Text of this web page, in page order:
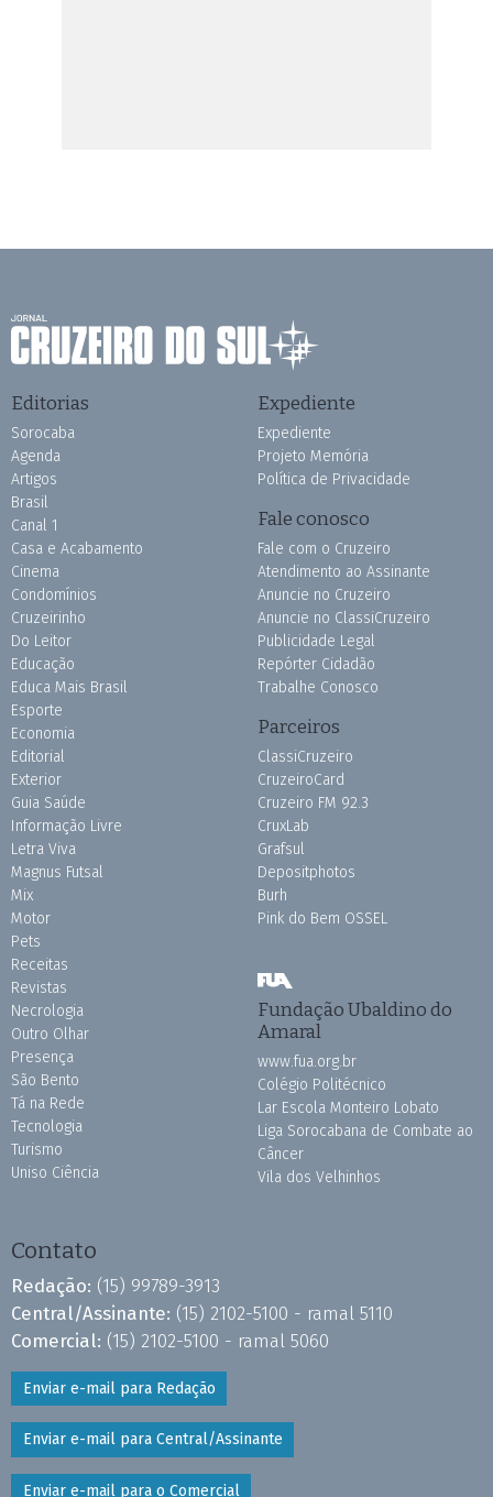
Editorias
Sorocaba
Agenda
Artigos
Brasil
Canal 1
Casa e Acabamento
Cinema
Condomínios
Cruzeirinho
Do Leitor
Educação
Educa Mais Brasil
Esporte
Economia
Editorial
Exterior
Guia Saúde
Informação Livre
Letra Viva
Magnus Futsal
Mix
Motor
Pets
Receitas
Revistas
Necrologia
Outro Olhar
Presença
São Bento
Tá na Rede
Tecnologia
Turismo
Uniso Ciência
Expediente
Expediente
Projeto Memória
Política de Privacidade
Fale conosco
Fale com o Cruzeiro
Atendimento ao Assinante
Anuncie no Cruzeiro
Anuncie no ClassiCruzeiro
Publicidade Legal
Repórter Cidadão
Trabalhe Conosco
Parceiros
ClassiCruzeiro
CruzeiroCard
Cruzeiro FM 92.3
CruxLab
Grafsul
Depositphotos
Burh
Pink do Bem OSSEL
Fundação Ubaldino do
Amaral
www.fua.org.br
Colégio Politécnico
Lar Escola Monteiro Lobato
Liga Sorocabana de Combate ao
Câncer
Vila dos Velhinhos
Contato
Redação: (15) 99789-3913
Central/Assinante: (15) 2102-5100 - ramal 5110
Comercial: (15) 2102-5100 - ramal 5060
Enviar e-mail para Redação
Enviar e-mail para Central/Assinante
Enviar e-mail para o Comercial